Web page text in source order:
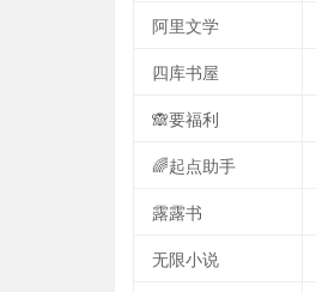
阿里文学
四库书屋
🙈要福利
🌈起点助手
露露书
无限小说